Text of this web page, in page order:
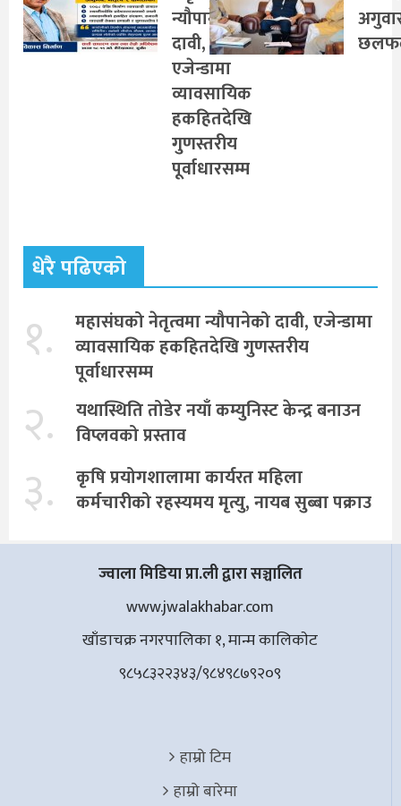
न्यौपानेको
दावी,
एजेन्डामा
व्यावसायिक
हकहितदेखि
गुणस्तरीय
पूर्वाधारसम्म
धेरै पढिएको
१.
महासंघको नेतृत्वमा न्यौपानेको दावी, एजेन्डामा
व्यावसायिक हकहितदेखि गुणस्तरीय
पूर्वाधारसम्म
२.
यथास्थिति तोडेर नयाँ कम्युनिस्ट केन्द्र बनाउन
विप्लवको प्रस्ताव
३.
कृषि प्रयोगशालामा कार्यरत महिला
कर्मचारीको रहस्यमय मृत्यु, नायब सुब्बा पक्राउ
ज्वाला मिडिया प्रा.ली द्वारा सञ्चालित
www.jwalakhabar.com
खाँडाचक्र नगरपालिका १, मान्म कालिकाेट
९८५८३२२३४३/९८४९८७९२०९
हाम्रो टिम
हाम्रो बारेमा